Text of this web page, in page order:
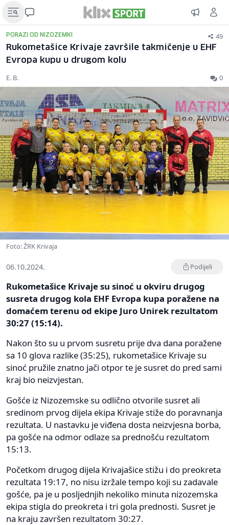
PORAZI OD NIZOZEMKI 49
Rukometašice Krivaje završile takmičenje u EHF
Evropa kupu u drugom kolu
E. B. 0
Foto: ŽRK Krivaja
06.10.2024. Podijeli
Rukometašice Krivaje su sinoć u okviru drugog
susreta drugog kola EHF Evropa kupa poražene na
domaćem terenu od ekipe Juro Unirek rezultatom
30:27 (15:14).
Nakon što su u prvom susretu prije dva dana poražene
sa 10 glova razlike (35:25), rukometašice Krivaje su
sinoć pružile znatno jači otpor te je susret do pred sami
kraj bio neizvjestan.
Gošće iz Nizozemske su odlično otvorile susret ali
sredinom prvog dijela ekipa Krivaje stiže do poravnanja
rezultata. U nastavku je viđena dosta neizvjesna borba,
pa gošće na odmor odlaze sa prednošću rezultatom
15:13.
Početkom drugog dijela Krivajašice stižu i do preokreta
rezultata 19:17, no nisu izržale tempo koji su zadavale
gošće, pa je u posljednjih nekoliko minuta nizozemska
ekipa stigla do preokreta i tri gola prednosti. Susret je
na kraju završen rezultatom 30:27.